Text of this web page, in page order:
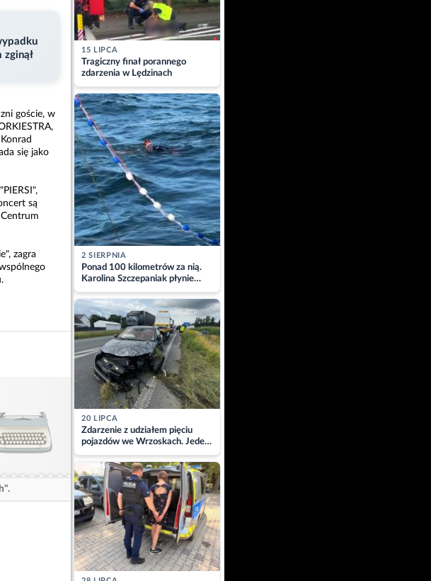
goście, w
się jako
są
zagra
15 LIPCA
Tragiczny finał porannego
zdarzenia w Lędzinach
2 SIERPNIA
Ponad 100 kilometrów za nią.
Karolina Szczepaniak płynie
przez Bałtyk dla Piotra.
Aktualizacja
20 LIPCA
Zdarzenie z udziałem pięciu
pojazdów we Wrzoskach. Jeden
z kierowców zabrany w
kajdankach